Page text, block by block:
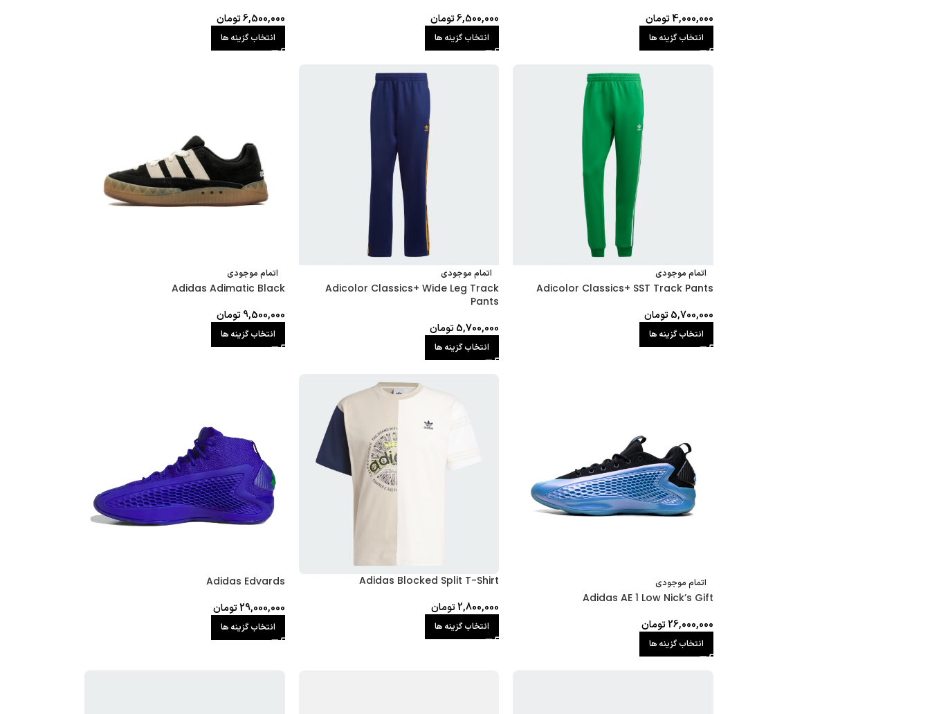
4,000,000تومان
انتخاب گزینه ها
6,500,000تومان
انتخاب گزینه ها
6,500,000تومان
انتخاب گزینه ها
اتمام موجودی
Adicolor Classics+ SST Track Pants
5,700,000تومان
انتخاب گزینه ها
اتمام موجودی
Adicolor Classics+ Wide Leg Track
Pants
5,700,000تومان
انتخاب گزینه ها
اتمام موجودی
Adidas Adimatic Black
9,500,000 تومان
انتخاب گزینه ها
اتمام موجودی
Adidas AE 1 Low Nick’s Gift
26,000,000تومان
انتخاب گزینه ها
Adidas Blocked Split T-Shirt
2,800,000تومان
انتخاب گزینه ها
Adidas Edvards
29,000,000تومان
انتخاب گزینه ها